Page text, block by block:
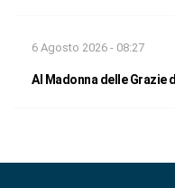
6 Agosto 2026 - 08:27
Al Madonna delle Grazie